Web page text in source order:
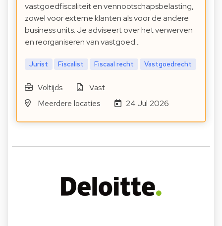
vastgoedfiscaliteit en vennootschapsbelasting,
zowel voor externe klanten als voor de andere
business units. Je adviseert over het verwerven
en reorganiseren van vastgoed…
Jurist Fiscalist Fiscaal recht Vastgoedrecht
Voltijds
Vast
Meerdere locaties
24 Jul 2026